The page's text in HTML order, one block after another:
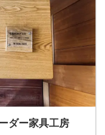
ダー家具工房